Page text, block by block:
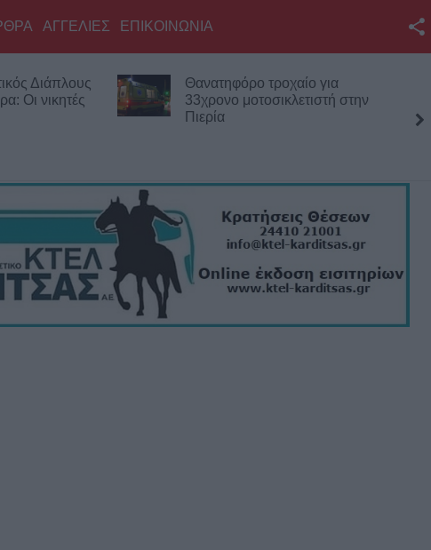
Twitter
Επικοινωνία με το
ΑΓΓΕΛΙΕΣ ΕΠΙΚΟΙΝΩΝΙΑ
Διάπλους
Οι νικητές
Θανατηφόρο τροχαίο για
33χρονο μοτοσικλετιστή στην
Πιερία